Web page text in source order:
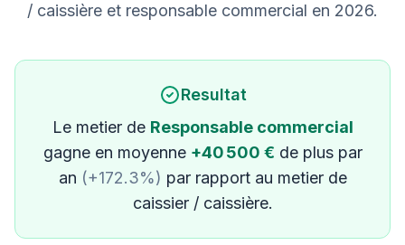
/ caissière et responsable commercial en 2026.
Resultat
Le metier de Responsable commercial
gagne en moyenne +40 500 € de plus par
an (+172.3%) par rapport au metier de
caissier / caissière.